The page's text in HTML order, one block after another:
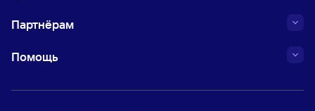
Партнёрам
Помощь